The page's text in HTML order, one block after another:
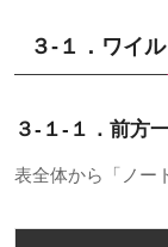
３-１．ワイ
３-１-１．前方
表全体から「ノー